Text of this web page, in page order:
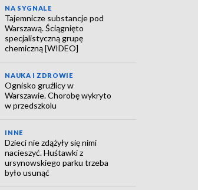
NA SYGNALE
Tajemnicze substancje pod
Warszawą. Ściągnięto
specjalistyczną grupę
chemiczną [WIDEO]
NAUKA I ZDROWIE
Ognisko gruźlicy w
Warszawie. Chorobę wykryto
w przedszkolu
INNE
Dzieci nie zdążyły się nimi
nacieszyć. Huśtawki z
ursynowskiego parku trzeba
było usunąć